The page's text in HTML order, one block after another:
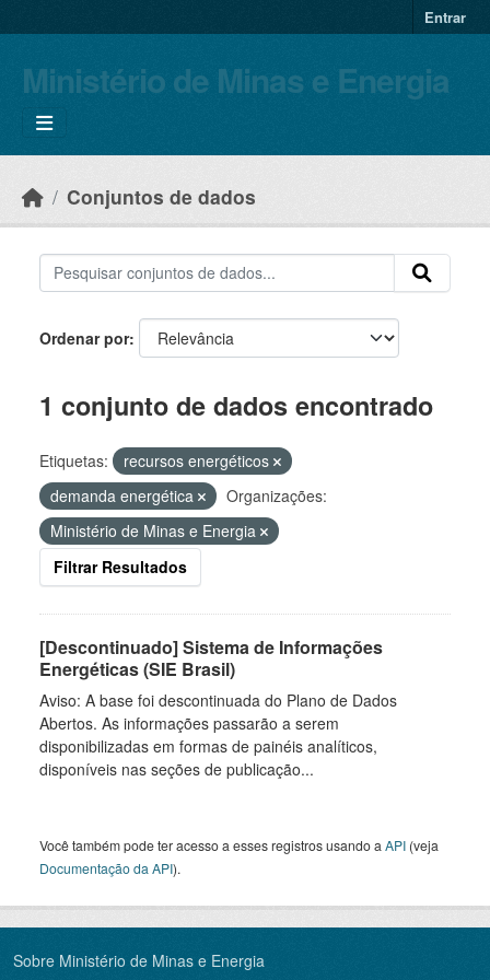
Entrar
Ministério de Minas e Energia
Conjuntos de dados
Ordenar por
1 conjunto de dados encontrado
Etiquetas:
recursos energéticos
demanda energética
Organizações:
Ministério de Minas e Energia
Filtrar Resultados
[Descontinuado] Sistema de Informações
Energéticas (SIE Brasil)
Aviso: A base foi descontinuada do Plano de Dados
Abertos. As informações passarão a serem
disponibilizadas em formas de painéis analíticos,
disponíveis nas seções de publicação...
Você também pode ter acesso a esses registros usando a API (veja
Documentação da API).
Sobre Ministério de Minas e Energia